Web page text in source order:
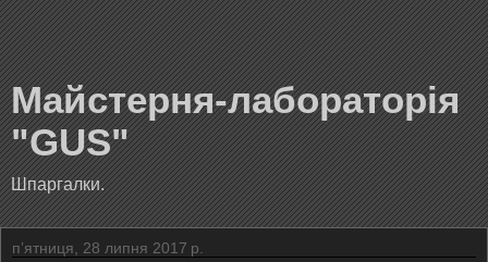
Майстерня-лабораторія
"GUS"
Шпаргалки.
пʼятниця, 28 липня 2017 р.